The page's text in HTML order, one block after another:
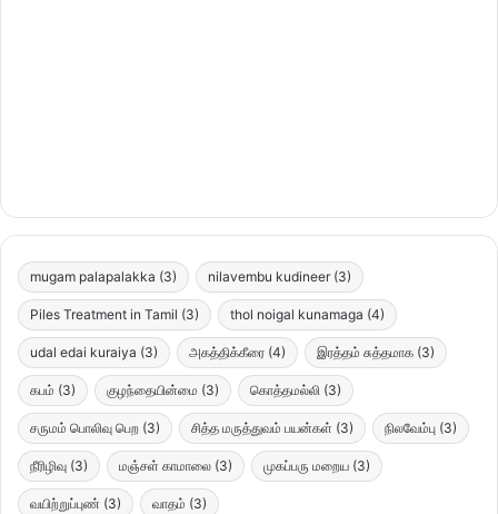
mugam palapalakka (3) nilavembu kudineer (3)
Piles Treatment in Tamil (3) thol noigal kunamaga (4)
udal edai kuraiya (3) அகத்திக்கீரை (4) இரத்தம் சுத்தமாக (3)
கபம் (3) குழந்தையின்மை (3) கொத்தமல்லி (3)
சருமம் பொலிவு பெற (3) சித்த மருத்துவம் பயன்கள் (3) நிலவேம்பு (3)
நீரிழிவு (3) மஞ்சள் காமாலை (3) முகப்பரு மறைய (3)
வயிற்றுப்புண் (3) வாதம் (3)